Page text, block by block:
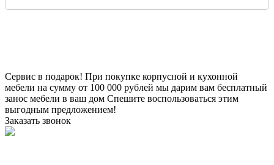
Сервис в подарок! При покупке корпусной и кухонной
мебели на сумму от 100 000 рублей мы дарим вам бесплатный
занос мебели в ваш дом Спешите воспользоваться этим
выгодным предложением!
Заказать звонок